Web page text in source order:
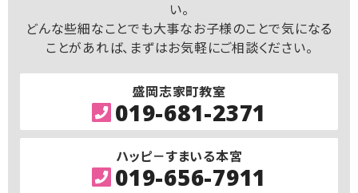
い。
どんな些細なことでも大事なお子様のことで気になる
ことがあれば、まずはお気軽にご相談ください。
盛岡志家町教室
019-681-2371
ハッピ－すまいる本宮
019-656-7911